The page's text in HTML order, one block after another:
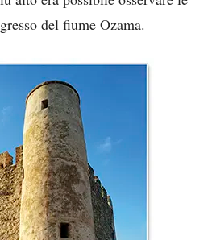
del fiume Ozama.